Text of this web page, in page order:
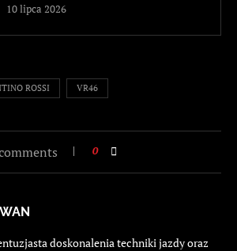
10 lipca 2026
ROSSI VR46
0
doskonalenia techniki jazdy oraz